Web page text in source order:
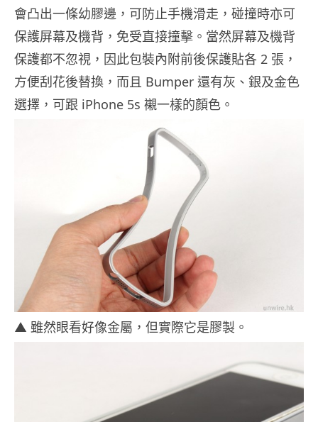
會凸出一條幼膠邊，可防止手機滑走，碰撞時亦可
保護屏幕及機背，免受直接撞擊。當然屏幕及機背
保護都不忽視，因此包裝內附前後保護貼各 2 張，
方便刮花後替換，而且 Bumper 還有灰、銀及金色
選擇，可跟 iPhone 5s 襯一樣的顏色。
▲ 雖然眼看好像金屬，但實際它是膠製。